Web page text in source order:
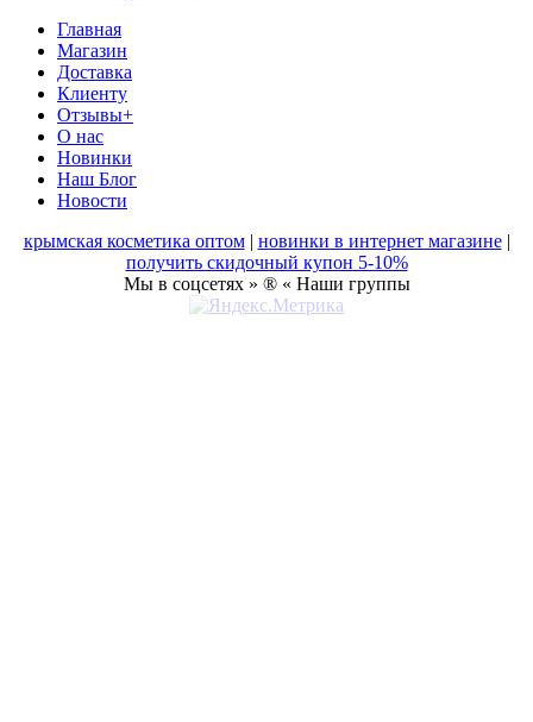
Главная
Магазин
Доставка
Клиенту
Отзывы+
О нас
Новинки
Наш Блог
Новости
крымская косметика оптом| новинки в интернет магазине|
получить скидочный купон 5-10%
Мы в соцсетях » ® « Наши группы